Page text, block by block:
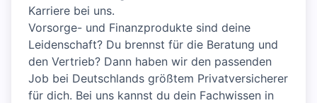
Karriere bei uns.
Vorsorge- und Finanzprodukte sind deine
Leidenschaft? Du brennst für die Beratung und
den Vertrieb? Dann haben wir den passenden
Job bei Deutschlands größtem Privatversicherer
für dich. Bei uns kannst du dein Fachwissen in